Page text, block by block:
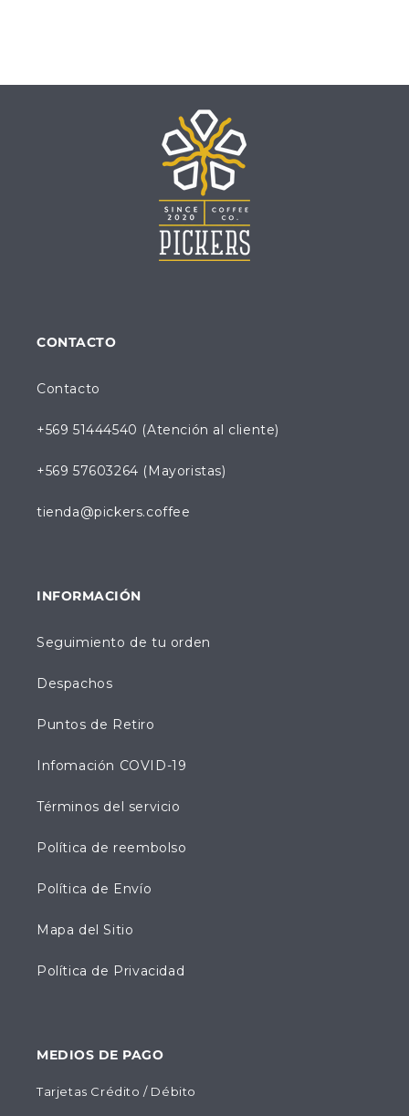
CONTACTO
Contacto
+569 51444540 (Atención al cliente)
+569 57603264 (Mayoristas)
tienda@pickers.coffee
INFORMACIÓN
Seguimiento de tu orden
Despachos
Puntos de Retiro
Infomación COVID-19
Términos del servicio
Política de reembolso
Política de Envío
Mapa del Sitio
Política de Privacidad
MEDIOS DE PAGO
Tarjetas Crédito / Débito